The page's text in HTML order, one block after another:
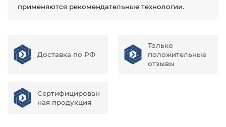
применяются рекомендательные технологии.
Доставка по РФ
Только
положительные
отзывы
Сертифицирован
ная продукция